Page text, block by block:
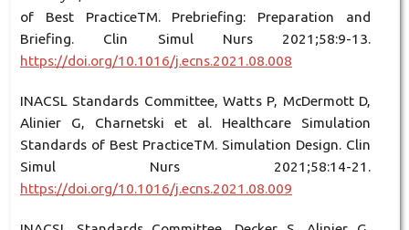
of Best PracticeTM. Prebriefing: Preparation and
Briefing. Clin Simul Nurs 2021;58:9-13.
https://doi.org/10.1016/j.ecns.2021.08.008
INACSL Standards Committee, Watts P, McDermott D,
Alinier G, Charnetski et al. Healthcare Simulation
Standards of Best PracticeTM. Simulation Design. Clin
Simul Nurs 2021;58:14-21.
https://doi.org/10.1016/j.ecns.2021.08.009